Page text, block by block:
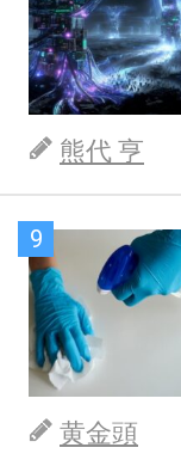
熊代 亨
9
黄金頭